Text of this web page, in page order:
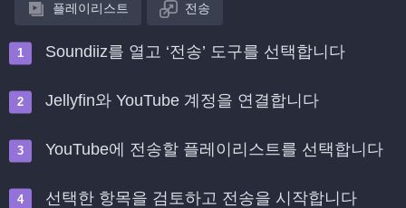
플레이리스트 전송
Soundiiz를 열고 ‘전송’ 도구를 선택합니다
Jellyfin와 YouTube 계정을 연결합니다
YouTube에 전송할 플레이리스트를 선택합니다
선택한 항목을 검토하고 전송을 시작합니다